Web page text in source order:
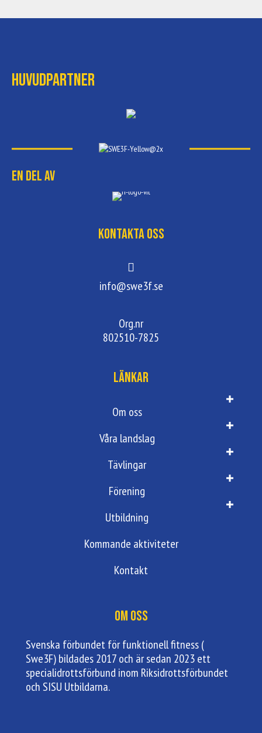
Huvudpartner
En del av
Kontakta oss
info@swe3f.se
Org.nr
802510-7825
Länkar
Om oss
Våra landslag
Tävlingar
Förening
Utbildning
Kommande aktiviteter
Kontakt
Om oss
Svenska förbundet för funktionell fitness (
Swe3F) bildades 2017 och är sedan 2023 ett
specialidrottsförbund inom Riksidrottsförbundet
och SISU Utbildarna.